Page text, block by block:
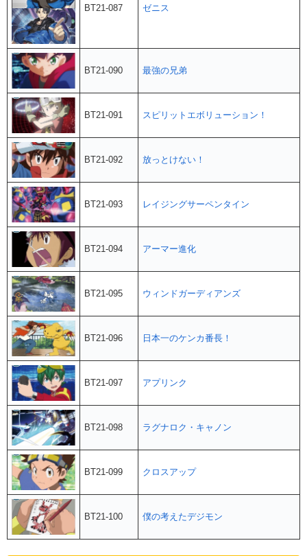
BT21-087 ゼニス
BT21-090 最強の兄弟
BT21-091 スピリットエボリューション！
BT21-092 放っとけない！
BT21-093 レイジングサーペンタイン
BT21-094 アーマー進化
BT21-095 ウィンドガーディアンズ
BT21-096 日本一のケンカ番長！
BT21-097 アプリンク
BT21-098 ラグナロク・キャノン
BT21-099 クロスアップ
BT21-100 僕の考えたデジモン